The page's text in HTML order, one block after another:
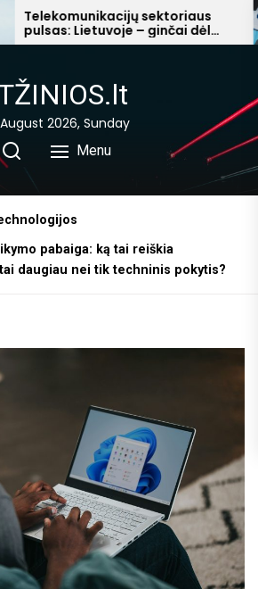
sektoriaus
– ginčai dėl
Afrikoje – milijardiniai
2026, Sunday
Menu
pabaiga: ką tai reiškia
daugiau nei tik techninis pokytis?